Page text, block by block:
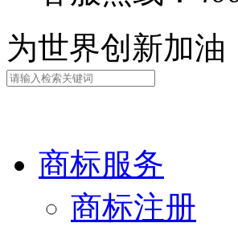
为世界创新加油
商标服务
商标注册